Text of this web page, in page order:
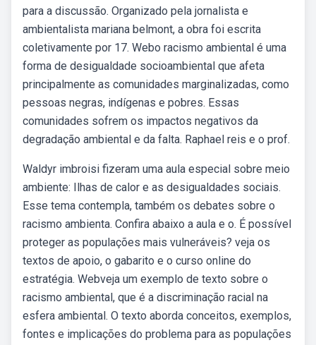
para a discussão. Organizado pela jornalista e
ambientalista mariana belmont, a obra foi escrita
coletivamente por 17. Webo racismo ambiental é uma
forma de desigualdade socioambiental que afeta
principalmente as comunidades marginalizadas, como
pessoas negras, indígenas e pobres. Essas
comunidades sofrem os impactos negativos da
degradação ambiental e da falta. Raphael reis e o prof.
Waldyr imbroisi fizeram uma aula especial sobre meio
ambiente: Ilhas de calor e as desigualdades sociais.
Esse tema contempla, também os debates sobre o
racismo ambienta. Confira abaixo a aula e o. É possível
proteger as populações mais vulneráveis? veja os
textos de apoio, o gabarito e o curso online do
estratégia. Webveja um exemplo de texto sobre o
racismo ambiental, que é a discriminação racial na
esfera ambiental. O texto aborda conceitos, exemplos,
fontes e implicações do problema para as populações